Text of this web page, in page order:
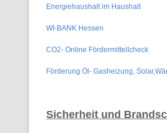
Energiehaushalt im Haushalt
WI-BANK Hessen
CO2- Online Fördermittellcheck
Förderung Öl- Gasheizung,
Sicherheit und